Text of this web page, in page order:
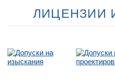
ЛИЦЕНЗИИ